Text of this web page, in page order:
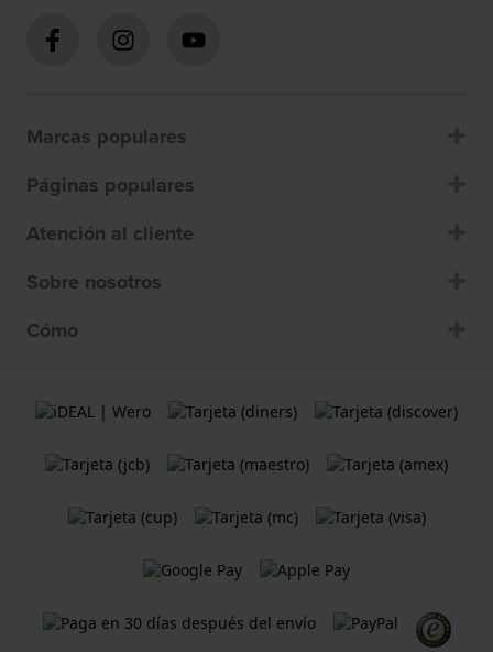
Marcas populares
Páginas populares
Atención al cliente
Sobre nosotros
Cómo